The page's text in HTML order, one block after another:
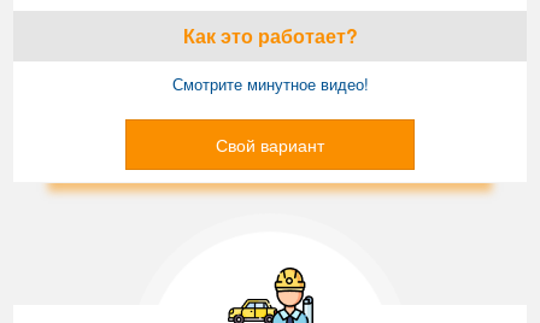
Как это работает?
Смотрите минутное видео!
Свой вариант